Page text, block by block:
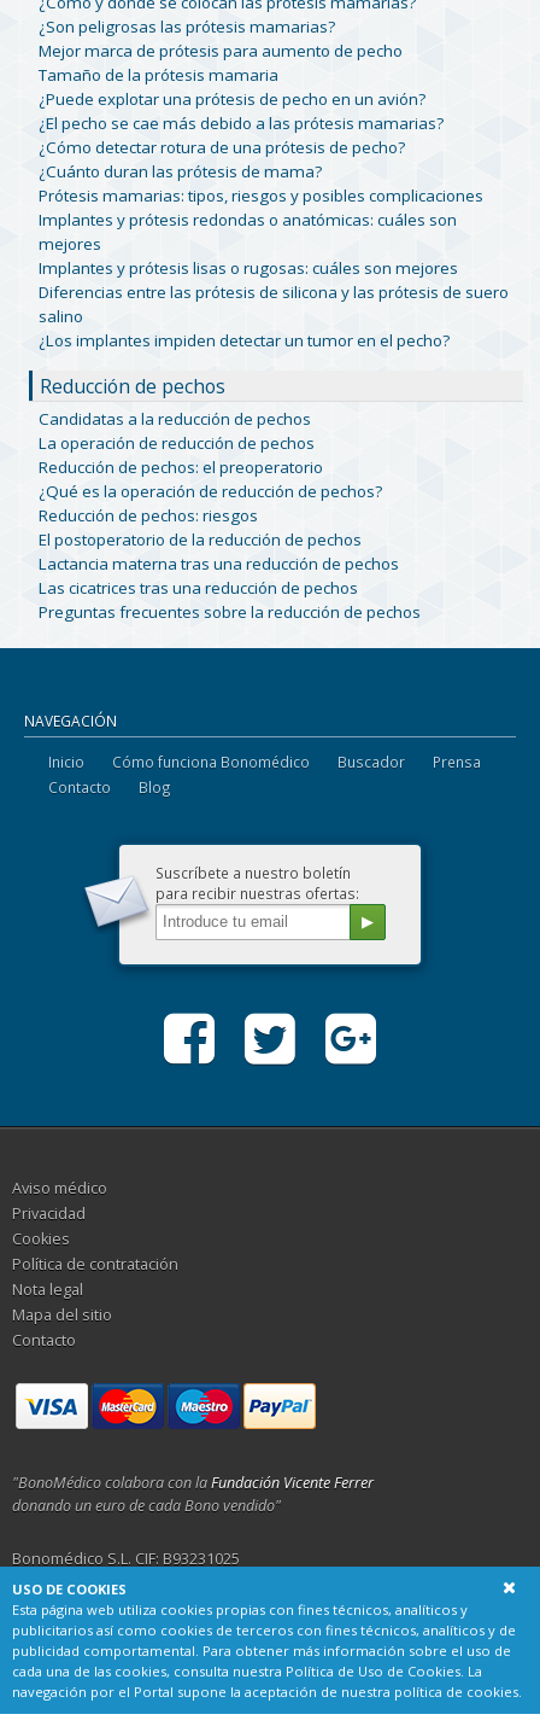
¿Son peligrosas las prótesis mamarias?
Mejor marca de prótesis para aumento de pecho
Tamaño de la prótesis mamaria
¿Puede explotar una prótesis de pecho en un avión?
¿El pecho se cae más debido a las prótesis mamarias?
¿Cómo detectar rotura de una prótesis de pecho?
¿Cuánto duran las prótesis de mama?
Prótesis mamarias: tipos, riesgos y posibles complicaciones
Implantes y prótesis redondas o anatómicas: cuáles son
mejores
Implantes y prótesis lisas o rugosas: cuáles son mejores
Diferencias entre las prótesis de silicona y las prótesis de suero
salino
¿Los implantes impiden detectar un tumor en el pecho?
Reducción de pechos
Candidatas a la reducción de pechos
La operación de reducción de pechos
Reducción de pechos: el preoperatorio
¿Qué es la operación de reducción de pechos?
Reducción de pechos: riesgos
El postoperatorio de la reducción de pechos
Lactancia materna tras una reducción de pechos
Las cicatrices tras una reducción de pechos
Preguntas frecuentes sobre la reducción de pechos
NAVEGACIÓN
Inicio Cómo funciona Bonomédico Buscador
Prensa
Contacto
Blog
Suscríbete a nuestro boletín
para recibir nuestras ofertas:
Aviso médico
Privacidad
Cookies
Política de contratación
Nota legal
Mapa del sitio
Contacto
"BonoMédico colabora con laFundación Vicente Ferrer
donando un euro de cada Bono vendido"
Bonomédico S.L. CIF: B93231025
Calle Alemania 23, 29001 Málaga
USO DE COOKIES
Esta página web utiliza cookies propias con fines técnicos, analíticos y
publicitarios así como cookies de terceros con fines técnicos, analíticos y de
publicidad comportamental. Para obtener más información sobre el uso de
cada una de las cookies, consulta nuestra Política de Uso de Cookies. La
navegación por el Portal supone la aceptación de nuestra política de cookies.